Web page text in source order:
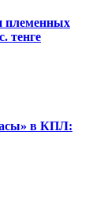
племенных
тенге
в КПЛ: